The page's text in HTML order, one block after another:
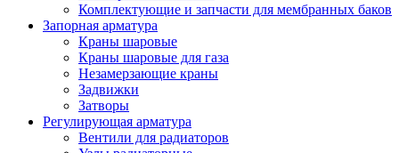
Комплектующие и запчасти для мембранных баков
Запорная арматура
Краны шаровые
Краны шаровые для газа
Незамерзающие краны
Задвижки
Затворы
Регулирующая арматура
Вентили для радиаторов